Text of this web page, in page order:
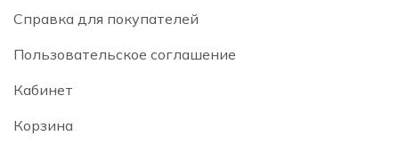
Справка для покупателей
Пользовательское соглашение
Кабинет
Корзина